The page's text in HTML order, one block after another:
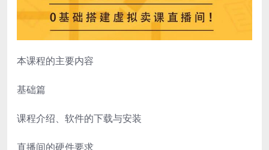
本课程的主要内容
基础篇
课程介绍、软件的下载与安装
直播间的硬件要求